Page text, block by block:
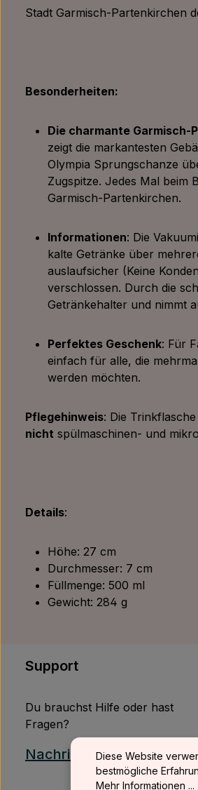
Stadt Garmisch-Partenkirchen
Besonderheiten:
Die charmante Garmisch-
zeigt die markantesten
Olympia Sprungschanze
Zugspitze. Jedes Mal beim
Garmisch-Partenkirchen.
Informationen: Die
kalte Getränke über
auslaufsicher (Keine
verschlossen. Durch die
Getränkehalter und nimmt
Perfektes Geschenk: Für
einfach für alle, die
werden möchten.
Pflegehinweis: Die
nicht spülmaschinen- und
Details:
Höhe: 27 cm
Durchmesser: 7 cm
Füllmenge: 500 ml
Gewicht: 284 g
Support
Du brauchst Hilfe oder hast
Fragen?
Nachricht senden
Diese Website
bestmögliche
Mehr Informationen ...